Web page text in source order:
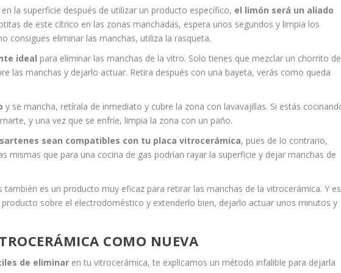
la superficie después de utilizar un producto específico, el limón será un aliado
de este cítrico en las zonas manchadas, espera unos segundos y limpia los
consigues eliminar las manchas, utiliza la rasqueta.
ideal para eliminar las manchas de la vitro. Solo tienes que mezclar un chorrito de
las manchas y dejarlo actuar. Retira después con una bayeta, verás como queda
y se mancha, retírala de inmediato y cubre la zona con lavavajillas. Si estás
y una vez que se enfríe, limpia la zona con un paño.
sean compatibles con tu placa vitrocerámica, pues de lo contrario,
mismas que para una cocina de gas podrían rayar la superficie y dejar manchas de
también es un producto muy eficaz para retirar las manchas de la vitrocerámica. Y es
sobre el electrodoméstico y extenderlo bien, dejarlo actuar unos minutos y
COMO NUEVA
de eliminar en tu vitrocerámica, te explicamos un método infalible para dejarla